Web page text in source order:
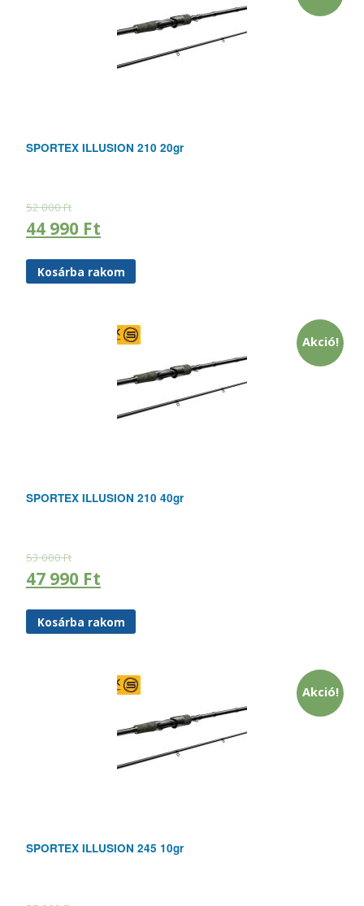
SPORTEX ILLUSION 210 20gr
52 000Ft
44 990 Ft
Kosárba rakom
Akció!
SPORTEX ILLUSION 210 40gr
53 000Ft
47 990 Ft
Kosárba rakom
Akció!
SPORTEX ILLUSION 245 10gr